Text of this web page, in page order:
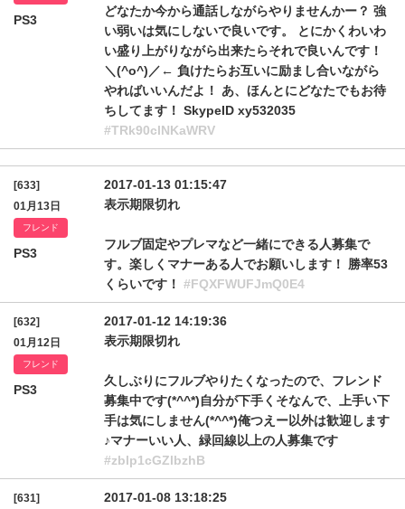
PS3
どなたか今から通話しながらやりませんかー？ 強
い弱いは気にしないで良いです。 とにかくわいわ
い盛り上がりながら出来たらそれで良いんです！
＼(^o^)／← 負けたらお互いに励まし合いながら
やればいいんだよ！ あ、ほんとにどなたでもお待
ちしてます！ SkypeID xy532035
#TRk90clNKaWRV
[633]
01月13日
フレンド
PS3
2017-01-13 01:15:47
表示期限切れ
フルブ固定やプレマなど一緒にできる人募集で
す。楽しくマナーある人でお願いします！ 勝率53
くらいです！ #FQXFWUFJmQ0E4
[632]
01月12日
フレンド
PS3
2017-01-12 14:19:36
表示期限切れ
久しぶりにフルブやりたくなったので、フレンド
募集中です(*^^*)自分が下手くそなんで、上手い下
手は気にしません(*^^*)俺つえー以外は歓迎します
♪マナーいい人、緑回線以上の人募集です
#zblp1cGZlbzhB
[631]
2017-01-08 13:18:25